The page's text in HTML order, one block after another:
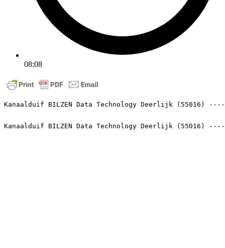
08:08
Kanaalduif BILZEN Data Technology Deerlijk (55016)
Kanaalduif BILZEN Data Technology Deerlijk (55016)